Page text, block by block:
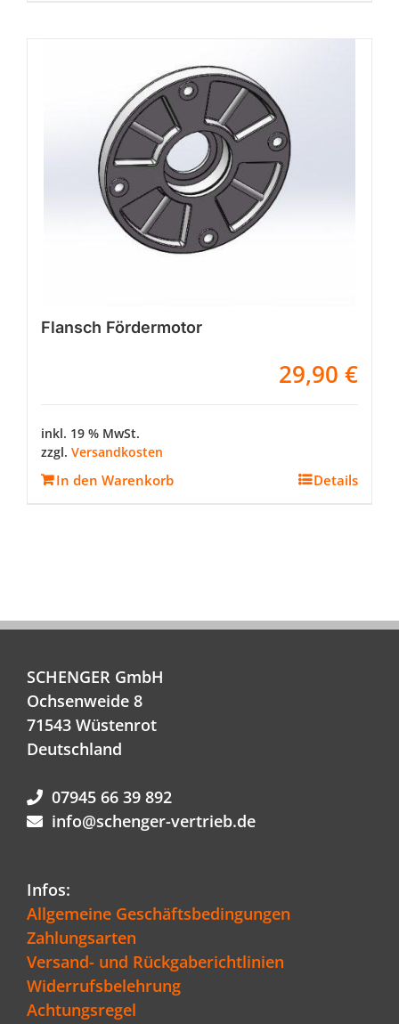
Flansch Fördermotor
29,90 €
inkl. 19 % MwSt.
zzgl. Versandkosten
In den Warenkorb Details
SCHENGER GmbH
Ochsenweide 8
71543 Wüstenrot
Deutschland
07945 66 39 892
info@schenger-vertrieb.de
Infos:
Allgemeine Geschäftsbedingungen
Zahlungsarten
Versand- und Rückgaberichtlinien
Widerrufsbelehrung
Achtungsregel